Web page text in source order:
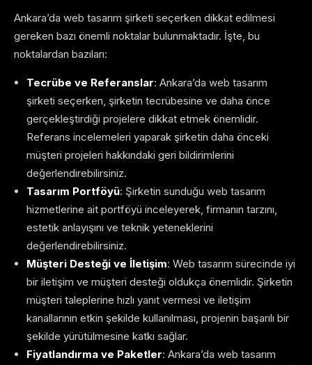
Ankara’da web tasarım şirketi seçerken dikkat edilmesi
gereken bazı önemli noktalar bulunmaktadır. İşte, bu
noktalardan bazıları:
Tecrübe ve Referanslar: Ankara’da web tasarım
şirketi seçerken, şirketin tecrübesine ve daha önce
gerçekleştirdiği projelere dikkat etmek önemlidir.
Referans incelemeleri yaparak şirketin daha önceki
müşteri projeleri hakkındaki geri bildirimlerini
değerlendirebilirsiniz.
Tasarım Portföyü: Şirketin sunduğu web tasarım
hizmetlerine ait portföyü inceleyerek, firmanın tarzını,
estetik anlayışını ve teknik yeteneklerini
değerlendirebilirsiniz.
Müşteri Desteği ve İletişim: Web tasarım sürecinde iyi
bir iletişim ve müşteri desteği oldukça önemlidir. Şirketin
müşteri taleplerine hızlı yanıt vermesi ve iletişim
kanallarının etkin şekilde kullanılması, projenin başarılı bir
şekilde yürütülmesine katkı sağlar.
Fiyatlandırma ve Paketler: Ankara’da web tasarım